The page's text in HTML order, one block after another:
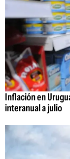
Inflación en
interanual a julio